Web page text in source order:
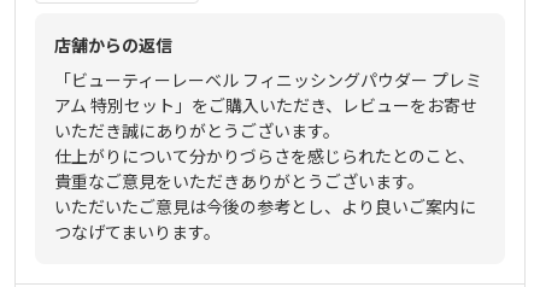
店舗からの返信
「ビューティーレーベル フィニッシングパウダー プレミ
アム 特別セット」をご購入いただき、レビューをお寄せ
いただき誠にありがとうございます。
仕上がりについて分かりづらさを感じられたとのこと、
貴重なご意見をいただきありがとうございます。
いただいたご意見は今後の参考とし、より良いご案内に
つなげてまいります。